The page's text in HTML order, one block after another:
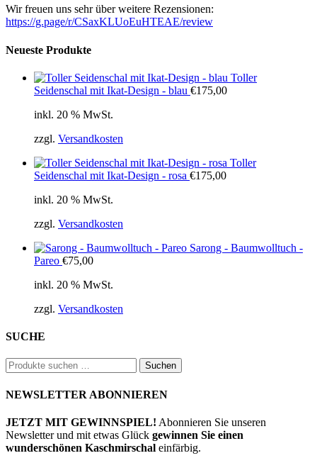
Wir freuen uns sehr über weitere Rezensionen:
https://g.page/r/CSaxKLUoEuHTEAE/review
Neueste Produkte
Toller
Seidenschal mit Ikat-Design - blau €175,00
inkl. 20 % MwSt.
zzgl. Versandkosten
Toller
Seidenschal mit Ikat-Design - rosa €175,00
inkl. 20 % MwSt.
zzgl. Versandkosten
Sarong - Baumwolltuch -
Pareo €75,00
inkl. 20 % MwSt.
zzgl. Versandkosten
SUCHE
Suchen
nach:
Suchen
NEWSLETTER ABONNIEREN
JETZT MIT GEWINNSPIEL! Abonnieren Sie unseren
Newsletter und mit etwas Glück gewinnen Sie einen
wunderschönen Kaschmirschal einfärbig.